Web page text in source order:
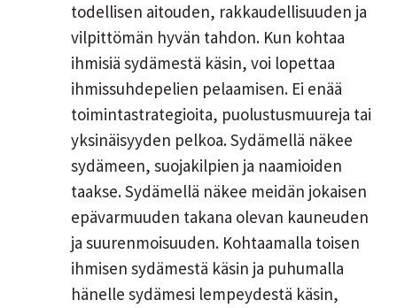
todellisen aitouden, rakkaudellisuuden ja
vilpittömän hyvän tahdon. Kun kohtaa
ihmisiä sydämestä käsin, voi lopettaa
ihmissuhdepelien pelaamisen. Ei enää
toimintastrategioita, puolustusmuureja tai
yksinäisyyden pelkoa. Sydämellä näkee
sydämeen, suojakilpien ja naamioiden
taakse. Sydämellä näkee meidän jokaisen
epävarmuuden takana olevan kauneuden
ja suurenmoisuuden. Kohtaamalla toisen
ihmisen sydämestä käsin ja puhumalla
hänelle sydämesi lempeydestä käsin,